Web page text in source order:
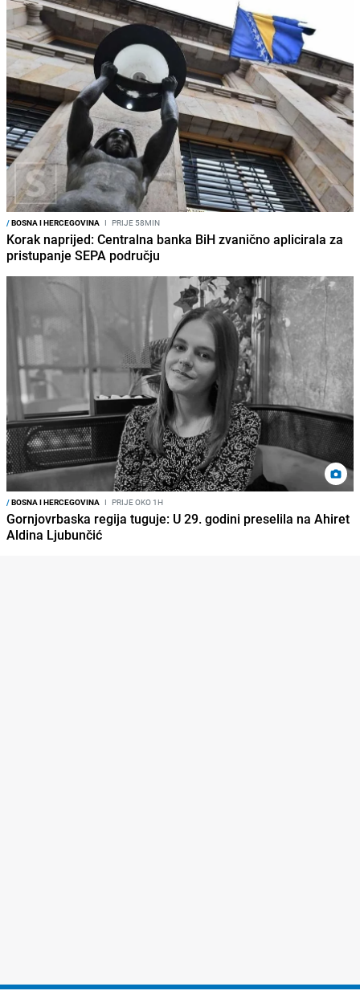
/BOSNA I HERCEGOVINA I PRIJE 58MIN
Korak naprijed: Centralna banka BiH zvanično aplicirala za
pristupanje SEPA području
/BOSNA I HERCEGOVINA I PRIJE OKO 1H
Gornjovrbaska regija tuguje: U 29. godini preselila na Ahiret
Aldina Ljubunčić